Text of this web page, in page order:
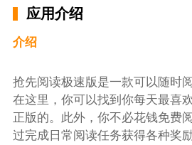
应用介绍
介绍
抢先阅读极速版是一款可以随时
在这里，你可以找到你每天最喜
正版的。此外，你不必花钱免费
过完成日常阅读任务获得各种奖